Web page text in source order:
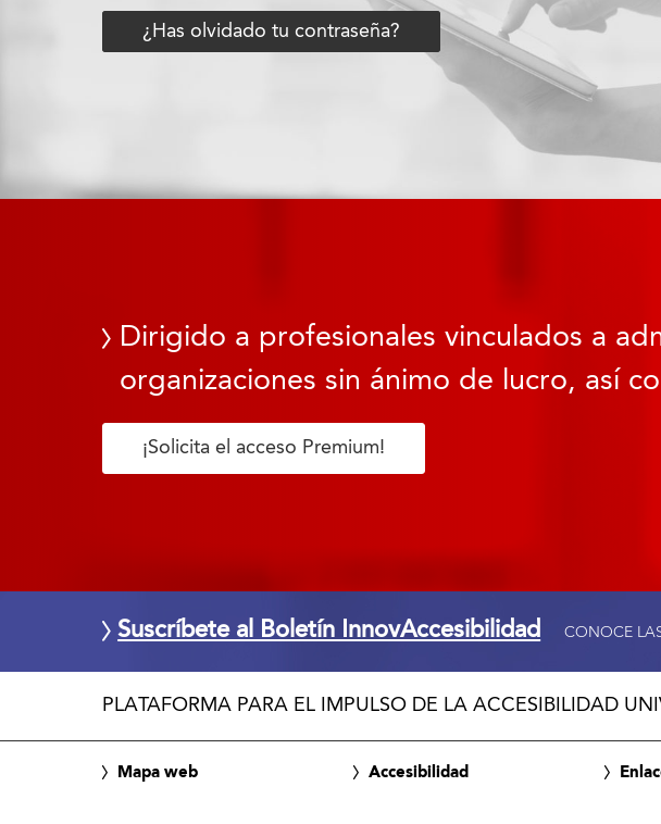
¿Has olvidado tu contraseña?
Dirigido a profesionales vinculados a
organizaciones sin ánimo de lucro, así
¡Solicita el acceso Premium!
Suscríbete al Boletín InnovAccesibilidad CONOCE
PLATAFORMA PARA EL IMPULSO DE LA ACCESIBILIDAD
Mapa web Accesibilidad